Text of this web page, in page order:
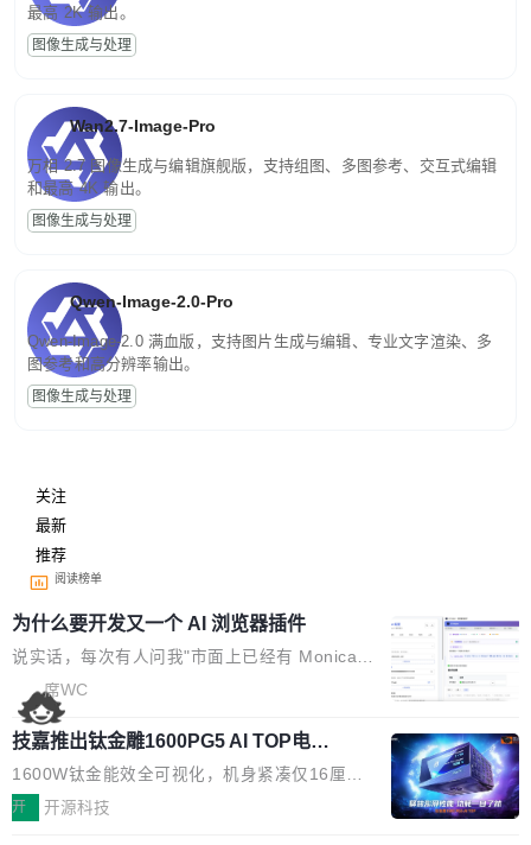
最高 2K 输出。
图像生成与处理
Wan2.7-Image-Pro
万相 2.7 图像生成与编辑旗舰版，支持组图、多图参考、交互式编辑
和最高 4K 输出。
图像生成与处理
Qwen-Image-2.0-Pro
Qwen-Image-2.0 满血版，支持图片生成与编辑、专业文字渲染、多
图参考和高分辨率输出。
图像生成与处理
关注
最新
推荐
阅读榜单
为什么要开发又一个 AI 浏览器插件
说实话，每次有人问我"市面上已经有 Monica、
Sider、Copilot for Chrome 这些 AI 浏览器插件
了，你为什么还要再做一个"，我都觉得这个问题
问得好。 因为我自己也是从用户变成开发者的。
现有产品的天花板 我用过不少 AI 浏览器插件。
刚开始觉得都挺好——选中一段文字，弹出解
席WC
技嘉推出钛金雕1600PG5 AI TOP电
源：为发烧级主机与本地AI算力打造旗
舰供电方案
1600W钛金能效全可视化，机身紧凑仅16厘米
继2026台北电脑展首度亮相后，技嘉科技近日正
开 开源科技